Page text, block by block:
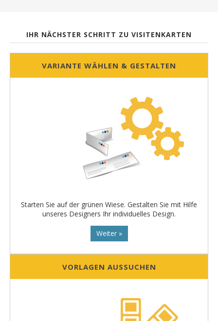
IHR NÄCHSTER SCHRITT ZU VISITENKARTEN
VARIANTE WÄHLEN & GESTALTEN
Starten Sie auf der grünen Wiese. Gestalten Sie mit Hilfe
unseres Designers Ihr individuelles Design.
Weiter »
VORLAGEN AUSSUCHEN